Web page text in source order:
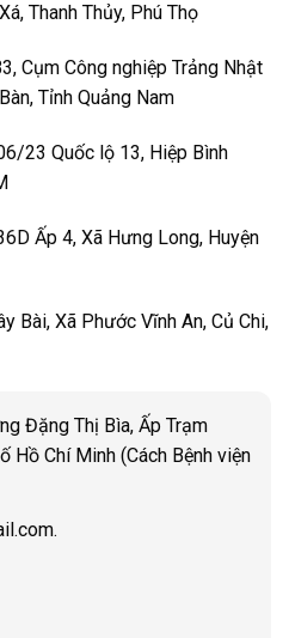
Thanh Thủy, Phú Thọ
Cụm Công nghiệp Trảng Nhật
Tỉnh Quảng Nam
23 Quốc lộ 13, Hiệp Bình
Ấp 4, Xã Hưng Long, Huyện
Bài, Xã Phước Vĩnh An, Củ Chi,
Đặng Thị Bìa, Ấp Trạm
Hồ Chí Minh (Cách Bệnh viện